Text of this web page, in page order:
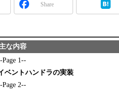
Share
な内容
Page 1--
ベントハンドラの実装
Page 2--